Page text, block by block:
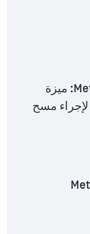
إصدار MetaDefender™ Drive .4.7: ميزة
لإجراء مسح